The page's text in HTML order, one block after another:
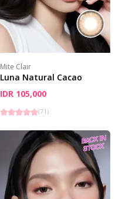
Mite Clair
Luna Natural Cacao
IDR 105,000
(71 )